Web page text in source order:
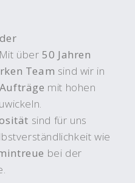
Mit über50 Jahren
Team sind wir in
mit hohen
sind für uns
wie
bei der